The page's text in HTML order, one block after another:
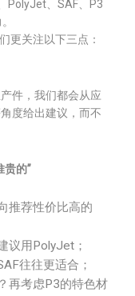
PolyJet、SAF、P3
更关注以下三点：
件，我们都会从应
度给出建议，而不
贵的”
推荐性价比高的
议用PolyJet；
往往更适合；
再考虑P3的特色材